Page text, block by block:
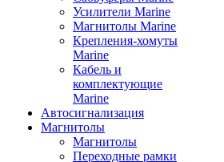
Усилители Marine
Магнитолы Marine
Крепления-хомуты
Marine
Кабель и
комплектующие
Marine
Автосигнализация
Магнитолы
Магнитолы
Переходные рамки